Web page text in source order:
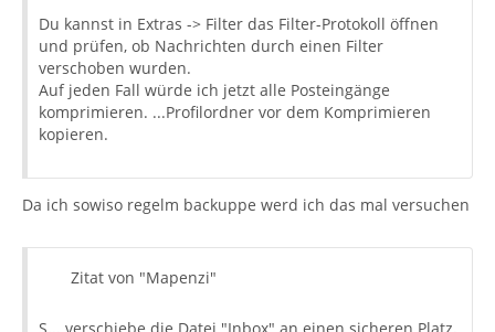
Du kannst in Extras -> Filter das Filter-Protokoll öffnen
und prüfen, ob Nachrichten durch einen Filter
verschoben wurden.
Auf jeden Fall würde ich jetzt alle Posteingänge
komprimieren. ...Profilordner vor dem Komprimieren
kopieren.
Da ich sowiso regelm backuppe werd ich das mal versuchen
Zitat von "Mapenzi"